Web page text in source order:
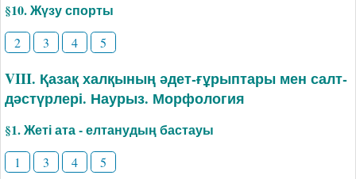
§10. Жүзу спорты
2 3 4 5
VIII. Қазақ халқының әдет-ғұрыптары мен салт-
дәстүрлері. Наурыз. Морфология
§1. Жеті ата - елтанудың бастауы
1 3 4 5